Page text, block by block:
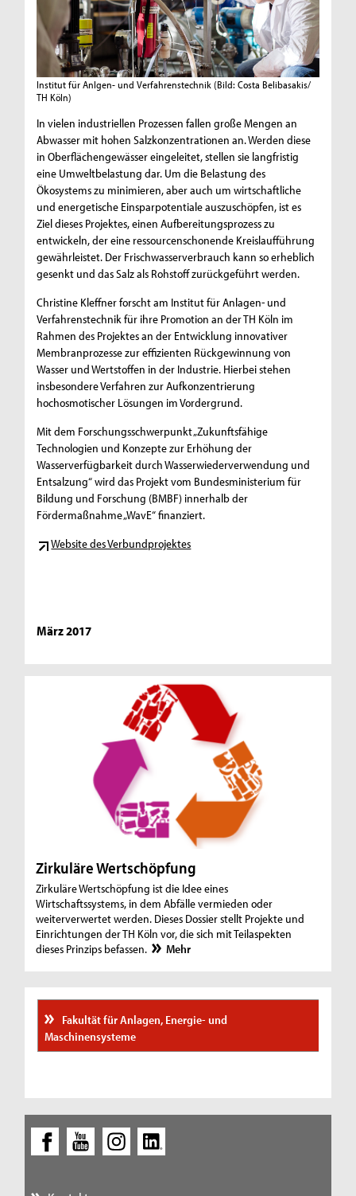
Institut für Anlgen- und Verfahrenstechnik(Bild: Costa Belibasakis/
TH Köln)
In vielen industriellen Prozessen fallen große Mengen an
Abwasser mit hohen Salzkonzentrationen an. Werden diese
in Oberflächengewässer eingeleitet, stellen sie langfristig
eine Umweltbelastung dar. Um die Belastung des
Ökosystems zu minimieren, aber auch um wirtschaftliche
und energetische Einsparpotentiale auszuschöpfen, ist es
Ziel dieses Projektes, einen Aufbereitungsprozess zu
entwickeln, der eine ressourcenschonende Kreislaufführung
gewährleistet. Der Frischwasserverbrauch kann so erheblich
gesenkt und das Salz als Rohstoff zurückgeführt werden.
Christine Kleffner forscht am Institut für Anlagen- und
Verfahrenstechnik für ihre Promotion an der TH Köln im
Rahmen des Projektes an der Entwicklung innovativer
Membranprozesse zur effizienten Rückgewinnung von
Wasser und Wertstoffen in der Industrie. Hierbei stehen
insbesondere Verfahren zur Aufkonzentrierung
hochosmotischer Lösungen im Vordergrund.
Mit dem Forschungsschwerpunkt „Zukunftsfähige
Technologien und Konzepte zur Erhöhung der
Wasserverfügbarkeit durch Wasserwiederverwendung und
Entsalzung“ wird das Projekt vom Bundesministerium für
Bildung und Forschung (BMBF) innerhalb der
Fördermaßnahme „WavE“ finanziert.
Website des Verbundprojektes
März 2017
Zirkuläre Wertschöpfung
Zirkuläre Wertschöpfung ist die Idee eines
Wirtschaftssystems, in dem Abfälle vermieden oder
weiterverwertet werden. Dieses Dossier stellt Projekte und
Einrichtungen der TH Köln vor, die sich mit Teilaspekten
dieses Prinzips befassen.
Mehr
Fakultät für Anlagen, Energie- und
Maschinensysteme